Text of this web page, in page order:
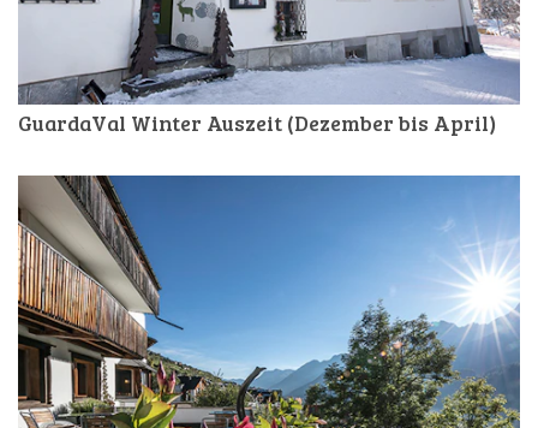
GuardaVal Winter Auszeit (Dezember bis April)